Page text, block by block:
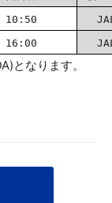
10:50
16:00
となります。